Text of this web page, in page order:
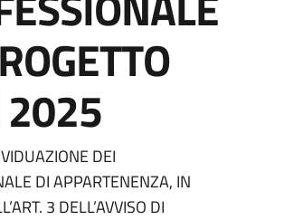
2025
DEI
DI APPARTENENZA, IN
3 DELL’AVVISO DI